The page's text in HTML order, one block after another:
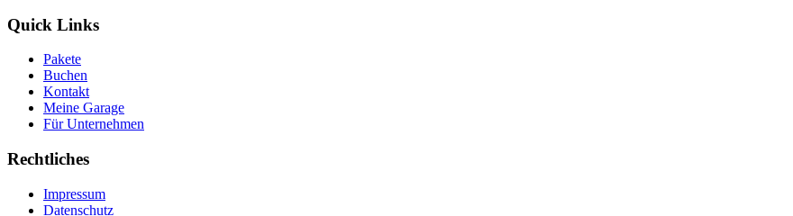
Quick Links
Pakete
Buchen
Kontakt
Meine Garage
Für Unternehmen
Rechtliches
Impressum
Datenschutz